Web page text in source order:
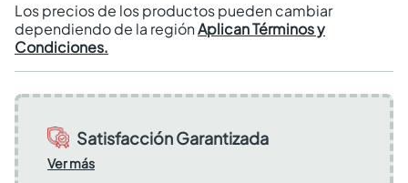
Los precios de los productos pueden cambiar
dependiendo de la regiónAplican Términos y
Condiciones.
Satisfacción Garantizada
Ver más